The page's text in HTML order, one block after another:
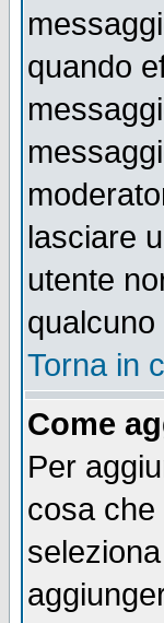
quando
lasciare
utente
Torna in
Come
Per
cosa che